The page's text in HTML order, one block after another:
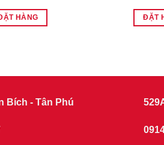
HÀNG ĐẶT
Bích - Tân Phú